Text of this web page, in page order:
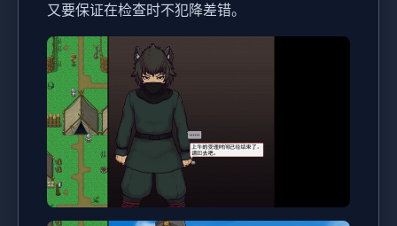
又要保证在检查时不犯降差错。